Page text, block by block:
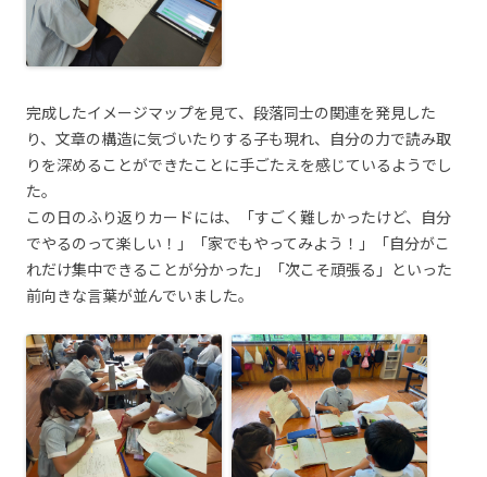
完成したイメージマップを見て、段落同士の関連を発見した
り、文章の構造に気づいたりする子も現れ、自分の力で読み取
りを深めることができたことに手ごたえを感じているようでし
た。
この日のふり返りカードには、「すごく難しかったけど、自分
でやるのって楽しい！」「家でもやってみよう！」「自分がこ
れだけ集中できることが分かった」「次こそ頑張る」といった
前向きな言葉が並んでいました。